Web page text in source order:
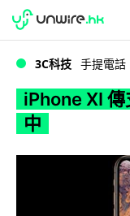
iPhone
WWDC 2026
3C科技 手提電話
iPhone XI
中